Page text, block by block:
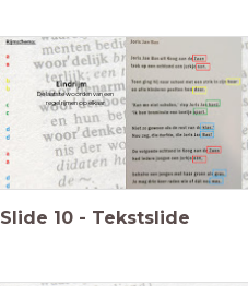
De laatste woorden van een
regel rijmen op elkaar
Slide 10 - Tekstslide